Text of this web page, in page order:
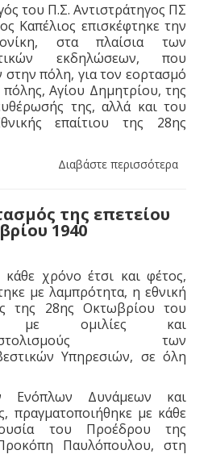
του Π.Σ. Αντιστράτηγος ΠΣ
Καπέλιος επισκέφτηκε την
στα πλαίσια των
εκδηλώσεων, που
πόλη, για τον εορτασμό
Αγίου Δημητρίου, της
της, αλλά και του
επαίτιου της 28ης
Διαβάστε περισσότερα
της επετείου
1940
χρόνο έτσι και φέτος,
με λαμπρότητα, η εθνική
της 28ης Οκτωβρίου του
με ομιλίες και
των
Υπηρεσιών, σε όλη
Δυνάμεων και
πραγματοποιήθηκε με κάθε
του Προέδρου της
Παυλόπουλου, στη